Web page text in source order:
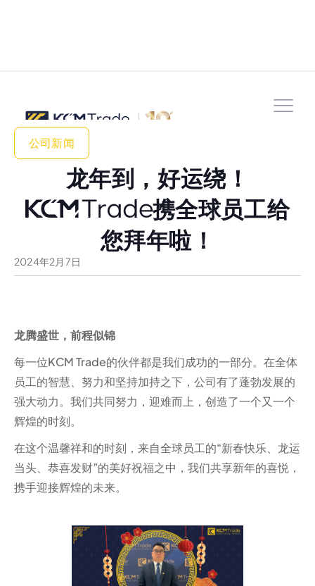
公司新闻
龙年到，好运绕！
携全球员工给
您拜年啦！
2024年2月 7日
龙腾盛世，前程似锦
每一位KCM Trade的伙伴都是我们成功的一部分。在全体
员工的智慧、努力和坚持加持之下，公司有了蓬勃发展的
强大动力。我们共同努力，迎难而上，创造了一个又一个
辉煌的时刻。
在这个温馨祥和的时刻，来自全球员工的“新春快乐、龙运
当头、恭喜发财”的美好祝福之中，我们共享新年的喜悦，
携手迎接辉煌的未来。